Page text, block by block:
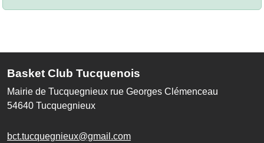
Basket Club Tucquenois
Mairie de Tucquegnieux rue Georges Clémenceau
54640 Tucquegnieux
bct.tucquegnieux@gmail.com